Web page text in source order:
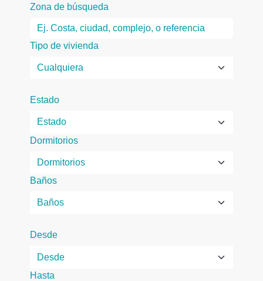
Zona de búsqueda
Tipo de vivienda
Estado
Dormitorios
Baños
Desde
Hasta